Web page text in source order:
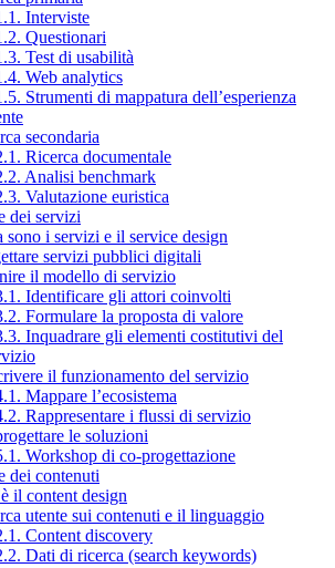
Interviste
Questionari
Test di usabilità
Web analytics
Strumenti di mappatura dell’esperienza
secondaria
Ricerca documentale
Analisi benchmark
Valutazione euristica
dei servizi
sono i servizi e il service design
servizi pubblici digitali
il modello di servizio
Identificare gli attori coinvolti
Formulare la proposta di valore
Inquadrare gli elementi costitutivi del
il funzionamento del servizio
Mappare l’ecosistema
Rappresentare i flussi di servizio
le soluzioni
Workshop di co-progettazione
dei contenuti
il content design
utente sui contenuti e il linguaggio
Content discovery
Dati di ricerca (search keywords)